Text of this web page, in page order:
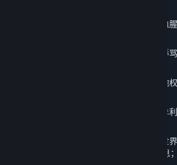
（2） 散布、传播淫秽、色情、暴力、血
（3） 对他人进行侮辱、诽谤、造谣、辱
（4） 发布、讨论侵犯他人著作权或其他
（5） 发布、讨论不正当利用游戏漏洞牟
（6） 发布、传播钓鱼网站、非经完美世
址、游戏交易平台、游戏充值平台等信息；